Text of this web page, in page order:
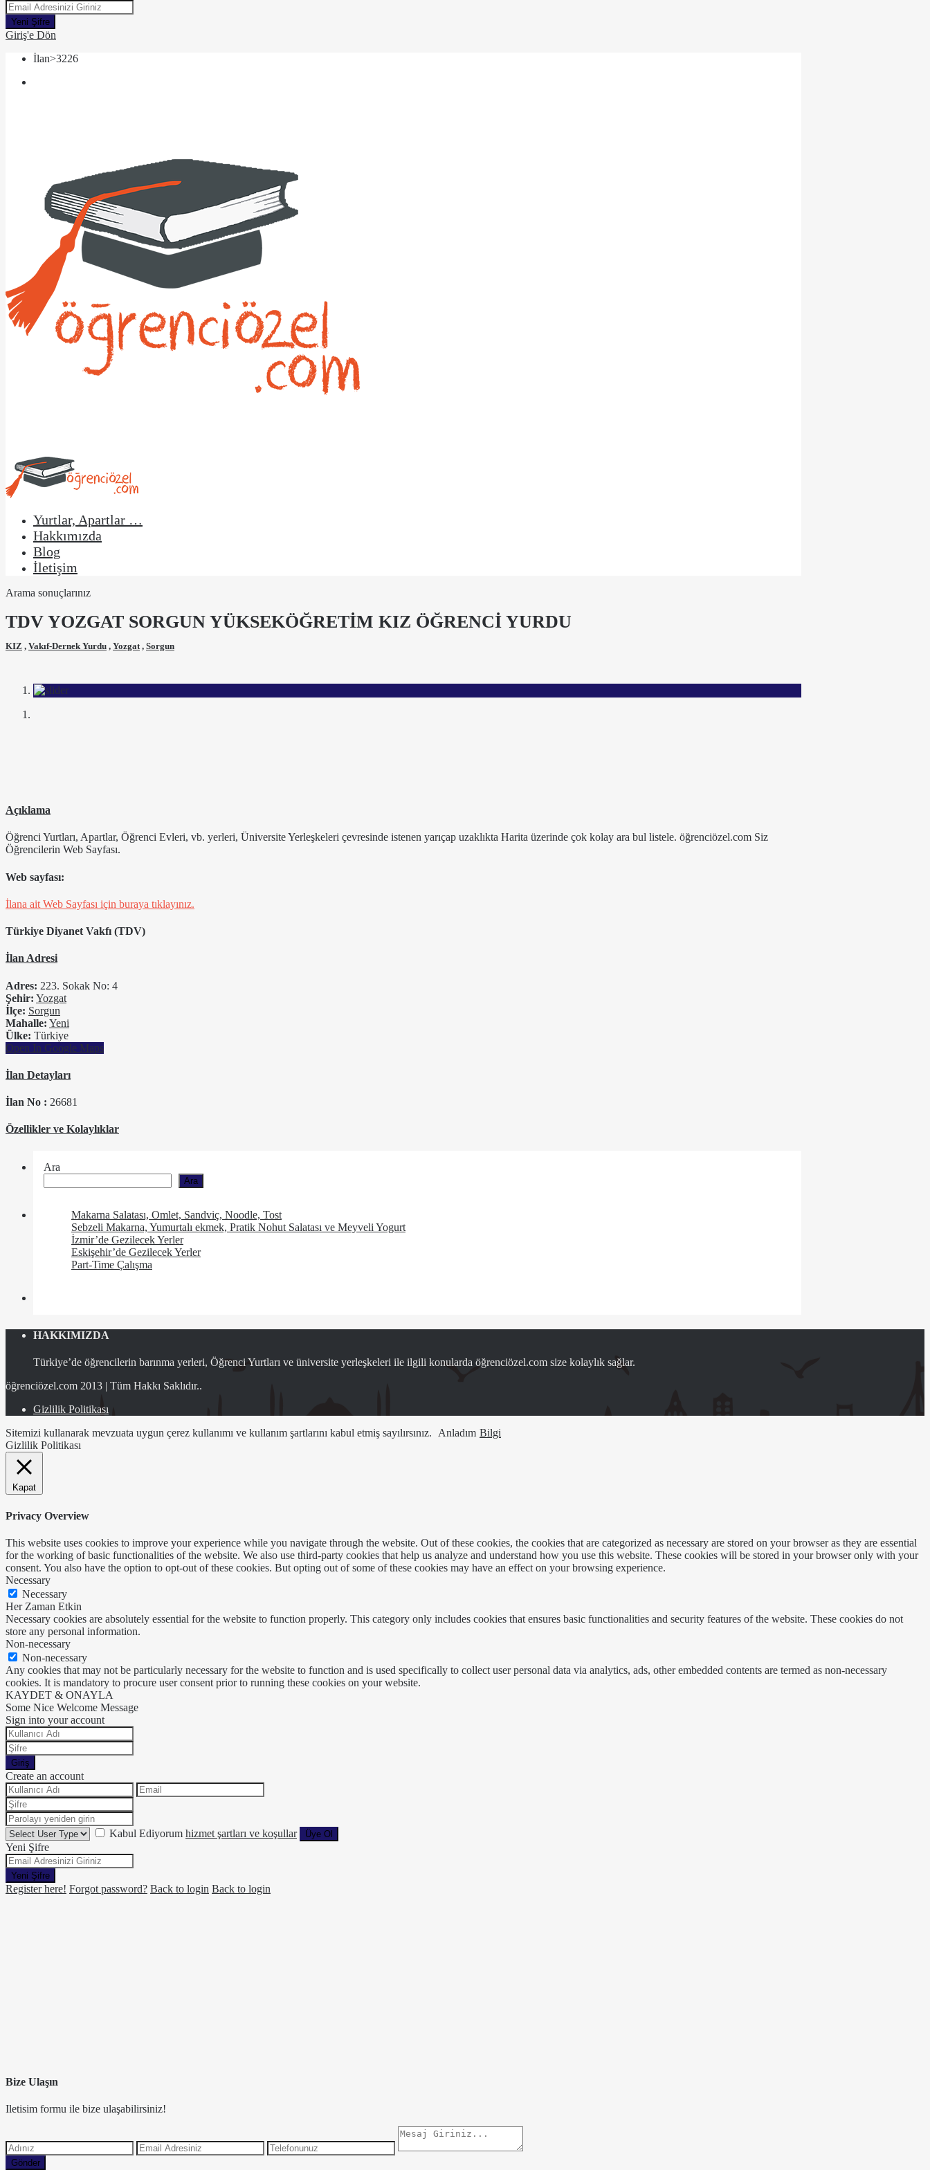
Yeni Şifre
Giriş'e Dön
İlan>3226
Yurtlar, Apartlar …
Hakkımızda
Blog
İletişim
Arama sonuçlarınız
TDV YOZGAT SORGUN YÜKSEKÖĞRETİM KIZ ÖĞRENCİ YURDU
KIZ , Vakıf-Dernek Yurdu , Yozgat , Sorgun
Açıklama
Öğrenci Yurtları, Apartlar, Öğrenci Evleri, vb. yerleri, Üniversite Yerleşkeleri çevresinde istenen yarıçap uzaklıkta Harita üzerinde çok kolay ara bul listele. öğrenciözel.com Siz
Öğrencilerin Web Sayfası.
Web sayfası:
İlana ait Web Sayfası için buraya tıklayınız.
Türkiye Diyanet Vakfı (TDV)
İlan Adresi
Adres: 223. Sokak No: 4
Şehir: Yozgat
İlçe: Sorgun
Mahalle: Yeni
Ülke: Türkiye
Open In Google Maps
İlan Detayları
İlan No : 26681
Özellikler ve Kolaylıklar
Ara
Ara
Makarna Salatası, Omlet, Sandviç, Noodle, Tost
Sebzeli Makarna, Yumurtalı ekmek, Pratik Nohut Salatası ve Meyveli Yogurt
İzmir’de Gezilecek Yerler
Eskişehir’de Gezilecek Yerler
Part-Time Çalışma
HAKKIMIZDA
Türkiye’de öğrencilerin barınma yerleri, Öğrenci Yurtları ve üniversite yerleşkeleri ile ilgili konularda öğrenciözel.com size kolaylık sağlar.
öğrenciözel.com 2013 | Tüm Hakkı Saklıdır..
Gizlilik Politikası
Sitemizi kullanarak mevzuata uygun çerez kullanımı ve kullanım şartlarını kabul etmiş sayılırsınız.
Anladım Bilgi
Gizlilik Politikası
Kapat
Privacy Overview
This website uses cookies to improve your experience while you navigate through the website. Out of these cookies, the cookies that are categorized as necessary are stored on your browser as they are essential
for the working of basic functionalities of the website. We also use third-party cookies that help us analyze and understand how you use this website. These cookies will be stored in your browser only with your
consent. You also have the option to opt-out of these cookies. But opting out of some of these cookies may have an effect on your browsing experience.
Necessary
Necessary
Her Zaman Etkin
Necessary cookies are absolutely essential for the website to function properly. This category only includes cookies that ensures basic functionalities and security features of the website. These cookies do not
store any personal information.
Non-necessary
Non-necessary
Any cookies that may not be particularly necessary for the website to function and is used specifically to collect user personal data via analytics, ads, other embedded contents are termed as non-necessary
cookies. It is mandatory to procure user consent prior to running these cookies on your website.
KAYDET & ONAYLA
Some Nice Welcome Message
Sign into your account
Giriş
Create an account
Kabul Ediyorum hizmet şartları ve koşullar Üye Ol
Yeni Şifre
Yeni Şifre
Register here! Forgot password? Back to login Back to login
Bize Ulaşın
Iletisim formu ile bize ulaşabilirsiniz!
Gönder